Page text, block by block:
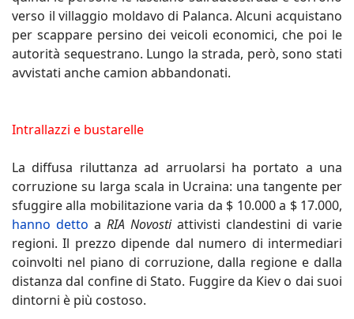
verso il villaggio moldavo di Palanca. Alcuni acquistano
per scappare persino dei veicoli economici, che poi le
autorità sequestrano. Lungo la strada, però, sono stati
avvistati anche camion abbandonati.
Intrallazzi e bustarelle
La diffusa riluttanza ad arruolarsi ha portato a una
corruzione su larga scala in Ucraina: una tangente per
sfuggire alla mobilitazione varia da $ 10.000 a $ 17.000,
hanno detto a RIA Novostiattivisti clandestini di varie
regioni. Il prezzo dipende dal numero di intermediari
coinvolti nel piano di corruzione, dalla regione e dalla
distanza dal confine di Stato. Fuggire da Kiev o dai suoi
dintorni è più costoso.